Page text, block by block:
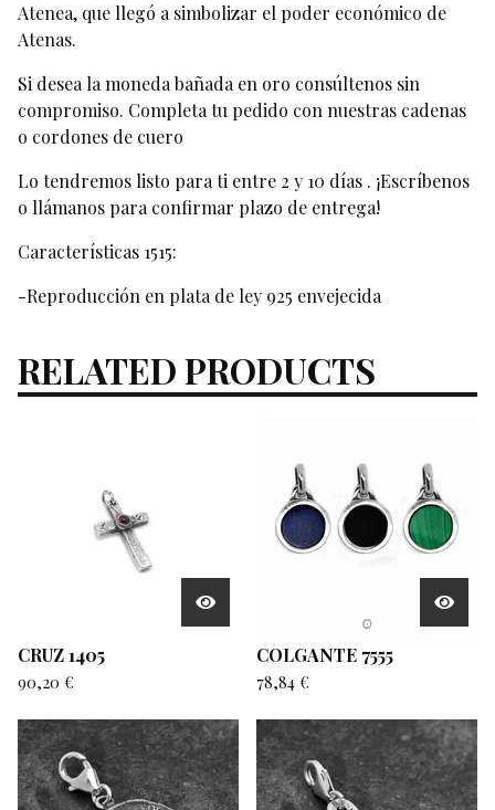
Atenea, que llegó a simbolizar el poder económico de
Atenas.
Si desea la moneda bañada en oro consúltenos sin
compromiso. Completa tu pedido con nuestras cadenas
o cordones de cuero
Lo tendremos listo para ti entre 2 y 10 días . ¡Escríbenos
o llámanos para confirmar plazo de entrega!
Características 1515:
-Reproducción en plata de ley 925 envejecida
RELATED PRODUCTS
CRUZ 1405
90,20 €
COLGANTE 7555
78,84 €